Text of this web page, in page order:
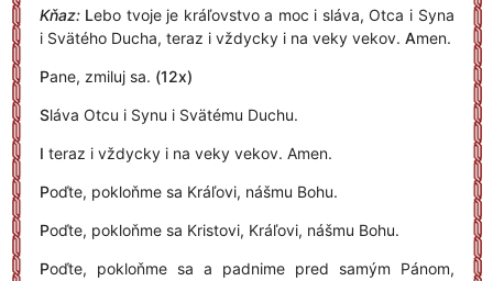
Kňaz:Lebo tvoje je kráľovstvo a moc i sláva, Otca i Syna
i Svätého Ducha, teraz i vždycky i na veky vekov. Amen.
Pane, zmiluj sa. (12x)
Sláva Otcu i Synu i Svätému Duchu.
I teraz i vždycky i na veky vekov. Amen.
Poďte, pokloňme sa Kráľovi, nášmu Bohu.
Poďte, pokloňme sa Kristovi, Kráľovi, nášmu Bohu.
Poďte, pokloňme sa a padnime pred samým Pánom,